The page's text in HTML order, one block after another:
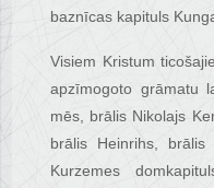
baznīcas kapituls
Visiem Kristum
apzīmogoto grāmatu
mēs, brālis Nikolajs
brālis Heinrihs,
Kurzemes